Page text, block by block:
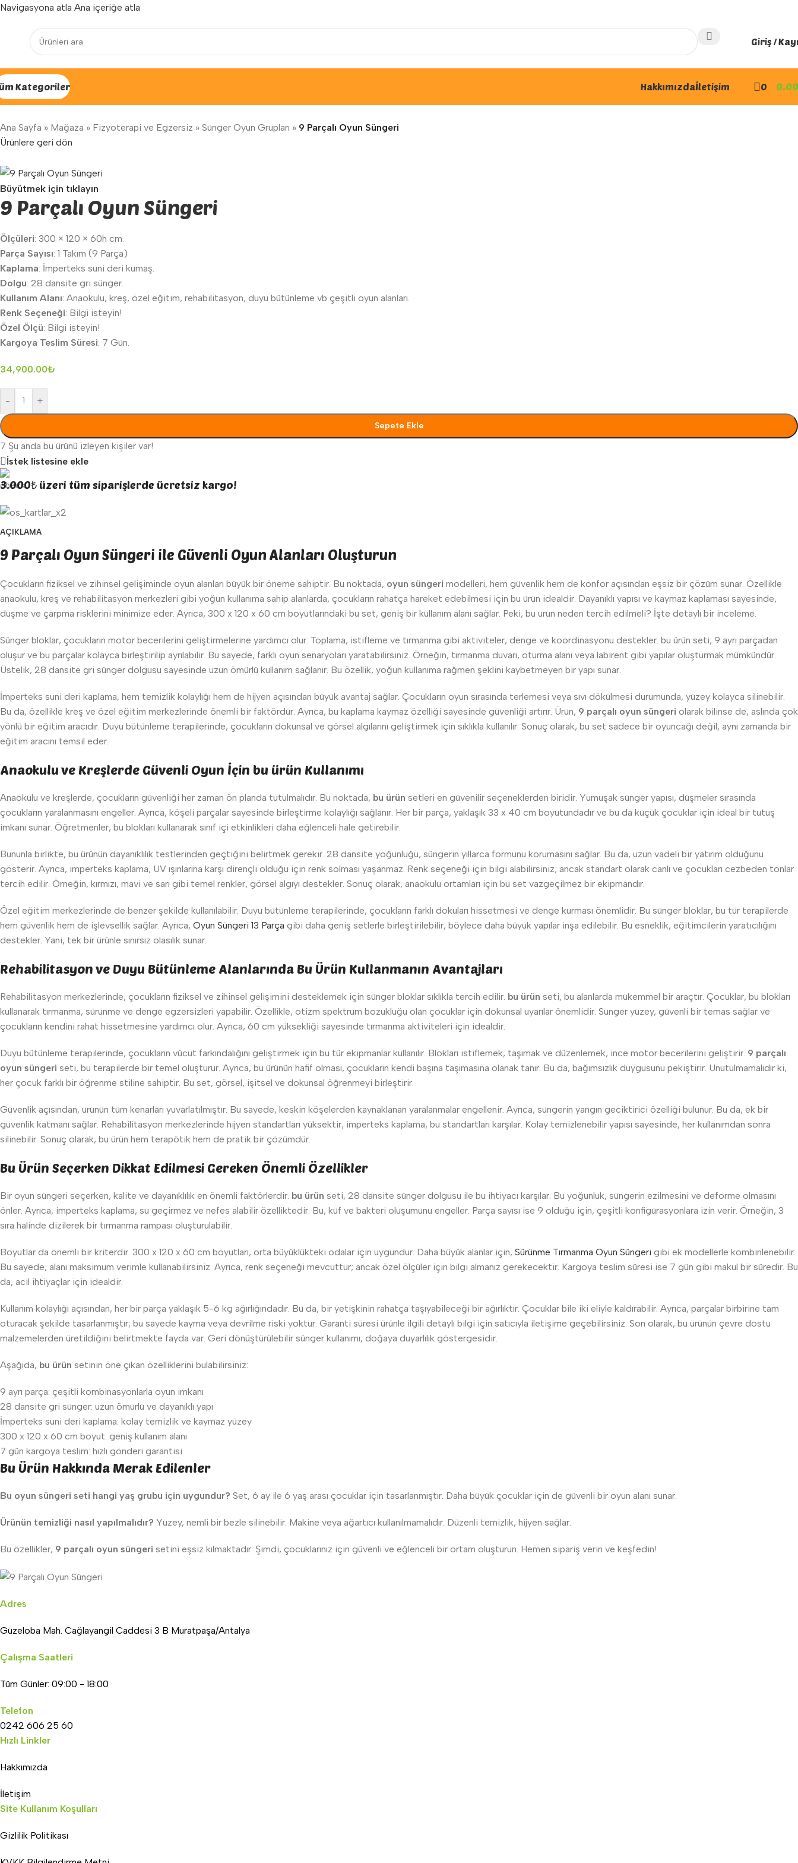
Navigasyona atla Ana içeriğe atla
Yenilenen arayüzümüz ile hizmetinizdeyiz...
Giriş /
Kategoriler Hakkımızdaİletişim 0 0.00
Ana Sayfa » Mağaza » Fizyoterapi ve Egzersiz » Sünger Oyun Grupları » 9 Parçalı Oyun Süngeri
Ürünlere geri dön
Büyütmek için tıklayın
9 Parçalı Oyun Süngeri
Ölçüleri: 300 × 120 × 60h cm.
Parça Sayısı: 1 Takım (9 Parça)
Kaplama: İmperteks suni deri kumaş.
Dolgu: 28 dansite gri sünger.
Kullanım Alanı: Anaokulu, kreş, özel eğitim, rehabilitasyon, duyu bütünleme vb çeşitli oyun alanları.
Renk Seçeneği: Bilgi isteyin!
Özel Ölçü: Bilgi isteyin!
Kargoya Teslim Süresi: 7 Gün.
34,900.00₺
- +
Sepete Ekle
7 Şu anda bu ürünü izleyen kişiler var!
İstek listesine ekle
3.000₺ üzeri tüm siparişlerde ücretsiz kargo!
AÇIKLAMA
9 Parçalı Oyun Süngeri ile Güvenli Oyun Alanları Oluşturun
Çocukların fiziksel ve zihinsel gelişiminde oyun alanları büyük bir öneme sahiptir. Bu noktada, oyun süngeri modelleri, hem güvenlik hem de konfor açısından eşsiz bir çözüm sunar. Özellikle
anaokulu, kreş ve rehabilitasyon merkezleri gibi yoğun kullanıma sahip alanlarda, çocukların rahatça hareket edebilmesi için bu ürün idealdir. Dayanıklı yapısı ve kaymaz kaplaması sayesinde,
düşme ve çarpma risklerini minimize eder. Ayrıca, 300 x 120 x 60 cm boyutlarındaki bu set, geniş bir kullanım alanı sağlar. Peki, bu ürün neden tercih edilmeli? İşte detaylı bir inceleme.
Sünger bloklar, çocukların motor becerilerini geliştirmelerine yardımcı olur. Toplama, istifleme ve tırmanma gibi aktiviteler, denge ve koordinasyonu destekler. bu ürün seti, 9 ayrı parçadan
oluşur ve bu parçalar kolayca birleştirilip ayrılabilir. Bu sayede, farklı oyun senaryoları yaratabilirsiniz. Örneğin, tırmanma duvarı, oturma alanı veya labirent gibi yapılar oluşturmak mümkündür.
Üstelik, 28 dansite gri sünger dolgusu sayesinde uzun ömürlü kullanım sağlanır. Bu özellik, yoğun kullanıma rağmen şeklini kaybetmeyen bir yapı sunar.
İmperteks suni deri kaplama, hem temizlik kolaylığı hem de hijyen açısından büyük avantaj sağlar. Çocukların oyun sırasında terlemesi veya sıvı dökülmesi durumunda, yüzey kolayca silinebilir.
Bu da, özellikle kreş ve özel eğitim merkezlerinde önemli bir faktördür. Ayrıca, bu kaplama kaymaz özelliği sayesinde güvenliği artırır. Ürün, 9 parçalı oyun süngeri olarak bilinse de, aslında çok
yönlü bir eğitim aracıdır. Duyu bütünleme terapilerinde, çocukların dokunsal ve görsel algılarını geliştirmek için sıklıkla kullanılır. Sonuç olarak, bu set sadece bir oyuncağı değil, aynı zamanda bir
eğitim aracını temsil eder.
Anaokulu ve Kreşlerde Güvenli Oyun İçin bu ürün Kullanımı
Anaokulu ve kreşlerde, çocukların güvenliği her zaman ön planda tutulmalıdır. Bu noktada, bu ürün setleri en güvenilir seçeneklerden biridir. Yumuşak sünger yapısı, düşmeler sırasında
çocukların yaralanmasını engeller. Ayrıca, köşeli parçalar sayesinde birleştirme kolaylığı sağlanır. Her bir parça, yaklaşık 33 x 40 cm boyutundadır ve bu da küçük çocuklar için ideal bir tutuş
imkanı sunar. Öğretmenler, bu blokları kullanarak sınıf içi etkinlikleri daha eğlenceli hale getirebilir.
Bununla birlikte, bu ürünün dayanıklılık testlerinden geçtiğini belirtmek gerekir. 28 dansite yoğunluğu, süngerin yıllarca formunu korumasını sağlar. Bu da, uzun vadeli bir yatırım olduğunu
gösterir. Ayrıca, imperteks kaplama, UV ışınlarına karşı dirençli olduğu için renk solması yaşanmaz. Renk seçeneği için bilgi alabilirsiniz; ancak standart olarak canlı ve çocukları cezbeden tonlar
tercih edilir. Örneğin, kırmızı, mavi ve sarı gibi temel renkler, görsel algıyı destekler. Sonuç olarak, anaokulu ortamları için bu set vazgeçilmez bir ekipmandır.
Özel eğitim merkezlerinde de benzer şekilde kullanılabilir. Duyu bütünleme terapilerinde, çocukların farklı dokuları hissetmesi ve denge kurması önemlidir. Bu sünger bloklar, bu tür terapilerde
hem güvenlik hem de işlevsellik sağlar. Ayrıca, Oyun Süngeri 13 Parça gibi daha geniş setlerle birleştirilebilir, böylece daha büyük yapılar inşa edilebilir. Bu esneklik, eğitimcilerin yaratıcılığını
destekler. Yani, tek bir ürünle sınırsız olasılık sunar.
Rehabilitasyon ve Duyu Bütünleme Alanlarında Bu Ürün Kullanmanın Avantajları
Rehabilitasyon merkezlerinde, çocukların fiziksel ve zihinsel gelişimini desteklemek için sünger bloklar sıklıkla tercih edilir. bu ürün seti, bu alanlarda mükemmel bir araçtır. Çocuklar, bu blokları
kullanarak tırmanma, sürünme ve denge egzersizleri yapabilir. Özellikle, otizm spektrum bozukluğu olan çocuklar için dokunsal uyarılar önemlidir. Sünger yüzey, güvenli bir temas sağlar ve
çocukların kendini rahat hissetmesine yardımcı olur. Ayrıca, 60 cm yüksekliği sayesinde tırmanma aktiviteleri için idealdir.
Duyu bütünleme terapilerinde, çocukların vücut farkındalığını geliştirmek için bu tür ekipmanlar kullanılır. Blokları istiflemek, taşımak ve düzenlemek, ince motor becerilerini geliştirir. 9 parçalı
oyun süngeri seti, bu terapilerde bir temel oluşturur. Ayrıca, bu ürünün hafif olması, çocukların kendi başına taşımasına olanak tanır. Bu da, bağımsızlık duygusunu pekiştirir. Unutulmamalıdır ki,
her çocuk farklı bir öğrenme stiline sahiptir. Bu set, görsel, işitsel ve dokunsal öğrenmeyi birleştirir.
Güvenlik açısından, ürünün tüm kenarları yuvarlatılmıştır. Bu sayede, keskin köşelerden kaynaklanan yaralanmalar engellenir. Ayrıca, süngerin yangın geciktirici özelliği bulunur. Bu da, ek bir
güvenlik katmanı sağlar. Rehabilitasyon merkezlerinde hijyen standartları yüksektir; imperteks kaplama, bu standartları karşılar. Kolay temizlenebilir yapısı sayesinde, her kullanımdan sonra
silinebilir. Sonuç olarak, bu ürün hem terapötik hem de pratik bir çözümdür.
Bu Ürün Seçerken Dikkat Edilmesi Gereken Önemli Özellikler
Bir oyun süngeri seçerken, kalite ve dayanıklılık en önemli faktörlerdir. bu ürün seti, 28 dansite sünger dolgusu ile bu ihtiyacı karşılar. Bu yoğunluk, süngerin ezilmesini ve deforme olmasını
önler. Ayrıca, imperteks kaplama, su geçirmez ve nefes alabilir özelliktedir. Bu, küf ve bakteri oluşumunu engeller. Parça sayısı ise 9 olduğu için, çeşitli konfigürasyonlara izin verir. Örneğin, 3
sıra halinde dizilerek bir tırmanma rampası oluşturulabilir.
Boyutlar da önemli bir kriterdir. 300 x 120 x 60 cm boyutları, orta büyüklükteki odalar için uygundur. Daha büyük alanlar için, Sürünme Tırmanma Oyun Süngeri gibi ek modellerle kombinlenebilir.
Bu sayede, alanı maksimum verimle kullanabilirsiniz. Ayrıca, renk seçeneği mevcuttur; ancak özel ölçüler için bilgi almanız gerekecektir. Kargoya teslim süresi ise 7 gün gibi makul bir süredir. Bu
da, acil ihtiyaçlar için idealdir.
Kullanım kolaylığı açısından, her bir parça yaklaşık 5-6 kg ağırlığındadır. Bu da, bir yetişkinin rahatça taşıyabileceği bir ağırlıktır. Çocuklar bile iki eliyle kaldırabilir. Ayrıca, parçalar birbirine tam
oturacak şekilde tasarlanmıştır; bu sayede kayma veya devrilme riski yoktur. Garanti süresi ürünle ilgili detaylı bilgi için satıcıyla iletişime geçebilirsiniz. Son olarak, bu ürünün çevre dostu
malzemelerden üretildiğini belirtmekte fayda var. Geri dönüştürülebilir sünger kullanımı, doğaya duyarlılık göstergesidir.
Aşağıda, bu ürün setinin öne çıkan özelliklerini bulabilirsiniz:
9 ayrı parça: çeşitli kombinasyonlarla oyun imkanı
28 dansite gri sünger: uzun ömürlü ve dayanıklı yapı
İmperteks suni deri kaplama: kolay temizlik ve kaymaz yüzey
300 x 120 x 60 cm boyut: geniş kullanım alanı
7 gün kargoya teslim: hızlı gönderi garantisi
Bu Ürün Hakkında Merak Edilenler
Bu oyun süngeri seti hangi yaş grubu için uygundur? Set, 6 ay ile 6 yaş arası çocuklar için tasarlanmıştır. Daha büyük çocuklar için de güvenli bir oyun alanı sunar.
Ürünün temizliği nasıl yapılmalıdır? Yüzey, nemli bir bezle silinebilir. Makine veya ağartıcı kullanılmamalıdır. Düzenli temizlik, hijyen sağlar.
Bu özellikler, 9 parçalı oyun süngeri setini eşsiz kılmaktadır. Şimdi, çocuklarınız için güvenli ve eğlenceli bir ortam oluşturun. Hemen sipariş verin ve keşfedin!
Adres
Güzeloba Mah. Cağlayangil Caddesi 3 B Muratpaşa/Antalya
Çalışma Saatleri
Tüm Günler: 09:00 - 18:00
Telefon
0242 606 25 60
Hızlı Linkler
Hakkımızda
İletişim
Site Kullanım Koşulları
Gizlilik Politikası